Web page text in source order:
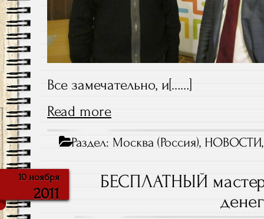
Все замечательно, и[……]
Read more
Раздел: Москва (Россия), НОВОСТИ
10 ноября
2011
БЕСПЛАТНЫЙ